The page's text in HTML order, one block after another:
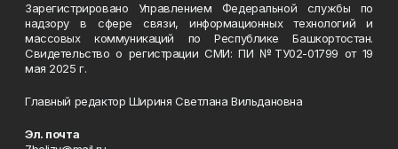
Зарегистрировано Управлением Федеральной службы по
надзору в сфере связи, информационных технологий и
массовых коммуникаций по Республике Башкортостан.
Свидетельство о регистрации СМИ: ПИ №ТУ02-01799 от 19
мая 2025 г.
Главный редактор Шириня Светлана Вильдановна
Эл. почта